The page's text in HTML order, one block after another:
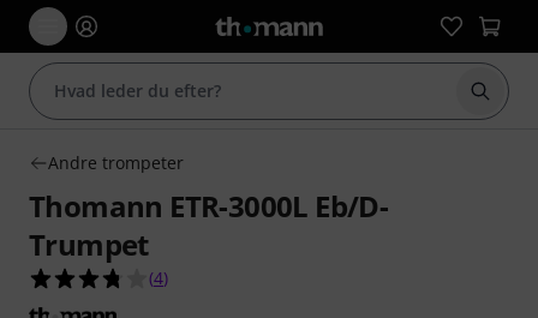
Start
Andre trompeter
Thomann ETR-3000L Eb/D-
Trumpet
3.8 ud af 5 stjerner fra 4 kundebedømmelser
(4)